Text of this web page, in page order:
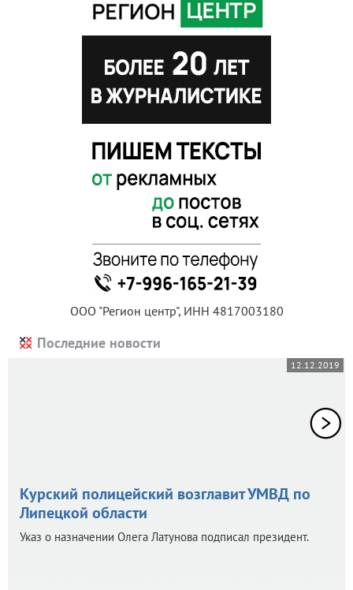
ООО "Регион центр", ИНН 4817003180
Последние новости
12.12.2019
Курский полицейский возглавит УМВД по
Липецкой области
Указ о назначении Олега Латунова подписал президент.